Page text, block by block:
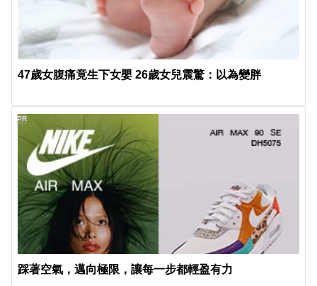
47歲女腹痛竟生下女嬰 26歲女兒震驚：以為變胖
踩著空氣，邁向極限，讓每一步都輕盈有力
PR